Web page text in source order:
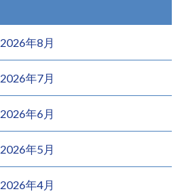
2026年8月
2026年7月
2026年6月
2026年5月
2026年4月